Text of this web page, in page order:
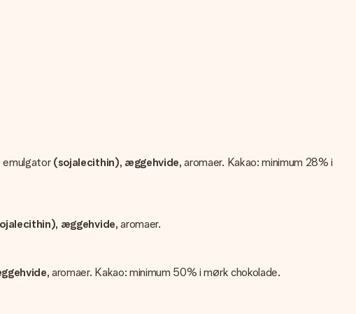
emulgator (sojalecithin), æggehvide, aromaer. Kakao: minimum 28% i
æggehvide, aromaer.
aromaer. Kakao: minimum 50% i mørk chokolade.